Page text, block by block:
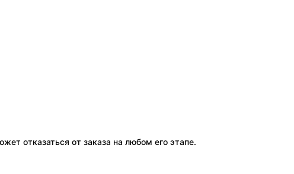
отказаться от заказа на любом его этапе.